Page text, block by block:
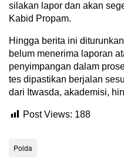
silakan lapor dan akan
Kabid Propam.
Hingga berita ini
belum menerima laporan
penyimpangan dalam
tes dipastikan berjalan
dari Itwasda, akademisi,
Post Views: 188
Polda